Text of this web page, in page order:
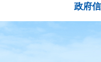
政府